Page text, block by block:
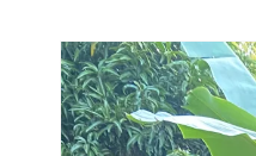
directamente
a la
información
del producto